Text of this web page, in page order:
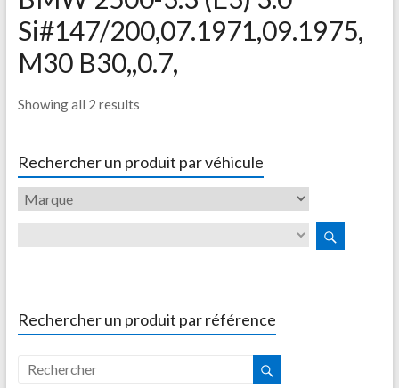
Si#147/200,07.1971,09.1975,
M30 B30,,0.7,
Showing all 2 results
Rechercher un produit par véhicule
Rechercher un produit par référence